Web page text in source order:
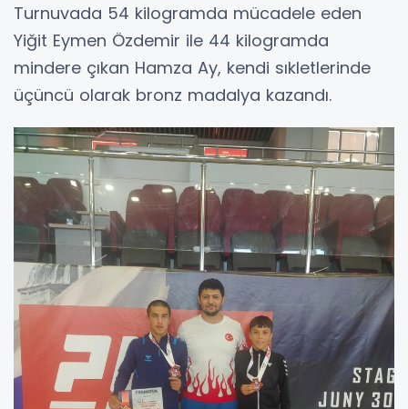
Turnuvada 54 kilogramda mücadele eden
Yiğit Eymen Özdemir ile 44 kilogramda
mindere çıkan Hamza Ay, kendi sıkletlerinde
üçüncü olarak bronz madalya kazandı.